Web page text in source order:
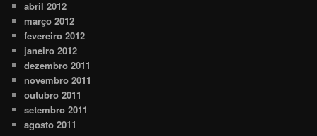
abril 2012
março 2012
fevereiro 2012
janeiro 2012
dezembro 2011
novembro 2011
outubro 2011
setembro 2011
agosto 2011